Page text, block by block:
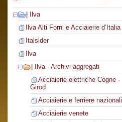
Ilva
Ilva Alti Forni e Acciaierie d’Italia
Italsider
Ilva
Ilva - Archivi aggregati
Acciaierie elettriche Cogne -
Girod
Acciaierie e ferriere nazionali
Acciaierie venete